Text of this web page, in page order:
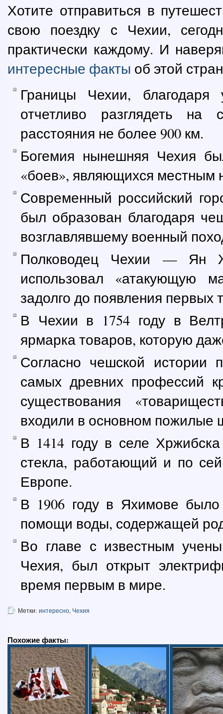
Хотите отправиться в
свою поездку с Чехии,
практически каждому. И
интересные факты об этой
Границы Чехии,
отчетливо разглядеть
расстояния не более 900 км.
Богемия нынешняя Чехия
«боев», являющихся местным
Современный российский
был образован благодаря
возглавлявшему военный
Полководец Чехии — Ян
использовал «атакующую
задолго до появления первых
В Чехии в 1754 году в
ярмарка товаров, которую
Согласно чешской истории
самых древних профессий
существования
входили в основном пожилые
В 1414 году в селе
стекла, работающий и по
Европе.
В 1906 году в Яхимове
помощи воды, содержащей
Во главе с известным
Чехия, был открыт
время первым в мире.
Метки: интересно, Чехия
Похожие факты: